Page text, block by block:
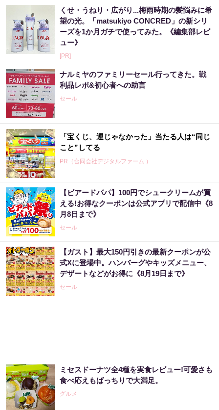
くせ・うねり・広がり...梅雨時期の髪悩みに希
望の光。「matsukiyo CONCRED」の新シリ
ーズを1か月ガチで使ってみた。《編集部レビ
ュー》
[PR]
ナルミヤのファミリーセール行ってきた。戦
利品レポ&初心者への助言
セール
「宝くじ、運じゃなかった」当たる人は“同じ
こと”してる
PR（合同会社デジタルファーム ）
【宝くじ】このままの買い方で、本当に当た
ると思いますか
PR（合同会社デジタルファーム ）
同じ宝くじなのに、当たる人と外れる人の違
い実は“ここ”でした
PR（合同会社デジタルファーム ）
【宝くじの裏技】当たる側に回るか、このま
まか
PR（合同会社デジタルファーム ）
【ビアードパパ】100円でシュークリームが買
える!お得なクーポンは公式アプリで配信中《8
月8日まで》
セール
【ガスト】最大150円引きの最新クーポンが公
式Xに登場中。ハンバーグやキッズメニュー、
デザートなどがお得に《8月19日まで》
セール
ミセスドーナツ全4種を実食レビュー!可愛さも
食べ応えもばっちりで大満足。
グルメ